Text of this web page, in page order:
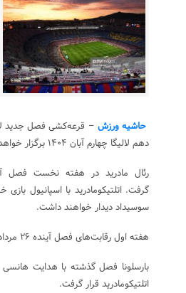
حاشیه ورزش – قرعه‌کشی فصل جدید
دهم لالیگا چهارم آبان ۱۴۰۴ برگزار خواهد شد و بازی برگشت دو تیم نیز بیست اردیبشهت ۱۴۰۵ انجام می‌شود.
رئال مادرید در هفته نخست فصل
گرفت. اتلتیکومادرید با اسپانیول
سوسیداد دیدار خواهند داشت.
هفته اول رقابت‌های فصل آینده ۲۶ مرداد برگزار خواهد شد.
بارسلونا فصل گذشته با هدایت هانسی
اتلتیکومادرید قرار گرفت.